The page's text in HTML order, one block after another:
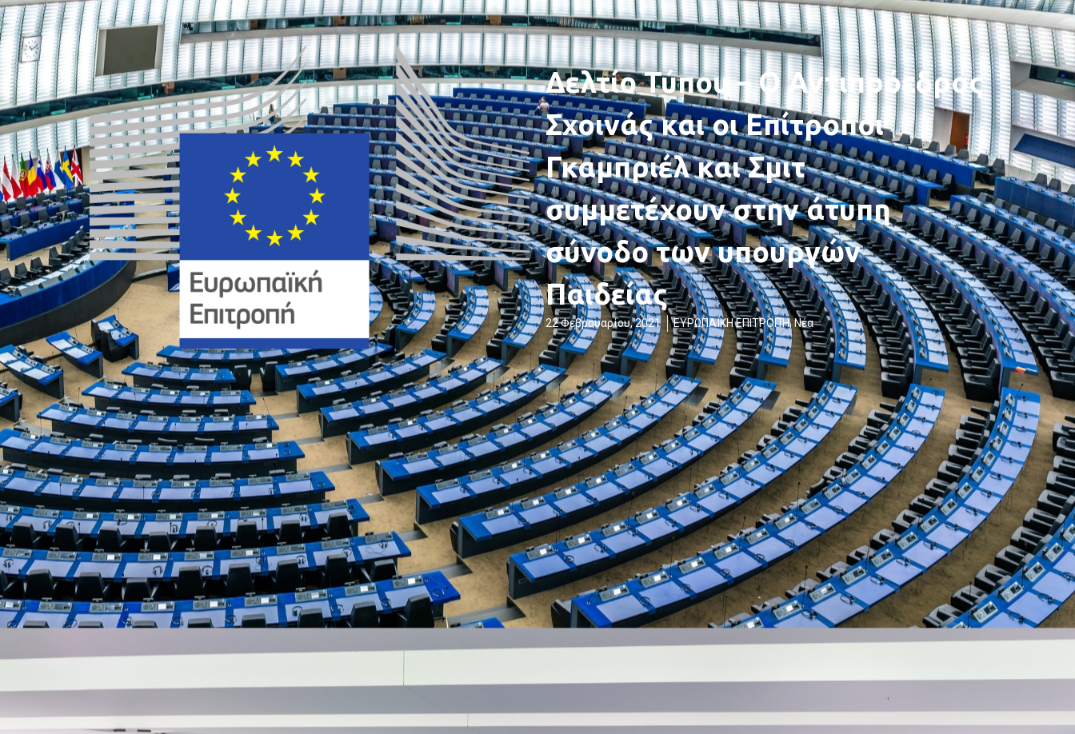
Δελτίο Τύπου – Ο Αντιπρόεδρος
Σχοινάς και οι Επίτροποι
Γκαμπριέλ και Σμιτ
συμμετέχουν στην άτυπη
σύνοδο των υπουργών
Παιδείας
22 Φεβρουαρίου, 2021 ΕΥΡΩΠΑΪΚΗ ΕΠΙΤΡΟΠΉ,Νέα